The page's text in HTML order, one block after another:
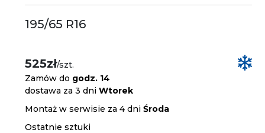
195/65 R16
525zł/szt.
Zamów do godz. 14
dostawa za 3 dniWtorek
Montaż w serwisie za 4 dniŚroda
Ostatnie sztuki